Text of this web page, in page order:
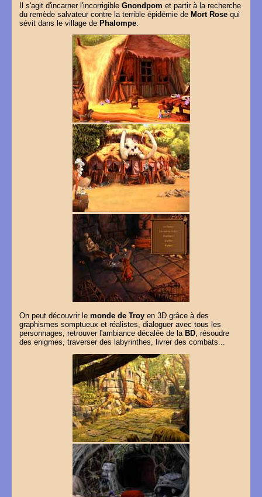
Il s'agit d'incarner l'incorrigible Gnondpom et partir à la recherche
du remède salvateur contre la terrible épidémie de Mort Rosequi
sévit dans le village de Phalompe.
On peut découvrir le monde de Troyen 3D grâce à des
graphismes somptueux et réalistes, dialoguer avec tous les
personnages, retrouver l'ambiance décalée de la BD, résoudre
des enigmes, traverser des labyrinthes, livrer des combats...